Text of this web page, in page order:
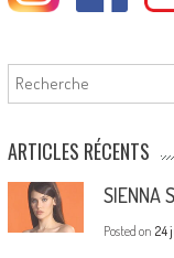
Rechercher
ARTICLES RÉCENTS
SIENNA
Posted on 24